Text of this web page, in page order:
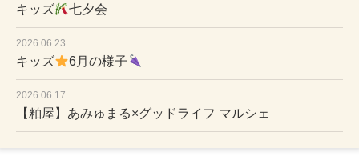
キッズ 七夕会
2026.06.23
キッズ 6月の様子
2026.06.17
【粕屋】あみゅまる×グッドライフ マルシェ